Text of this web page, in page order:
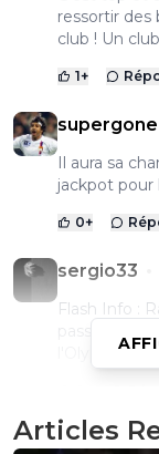
ressortir
club ! Un
1+
supergone
Il aura sa
jackpot pour
0+
sergio33
Flash Info :
l'Olympique
Articles